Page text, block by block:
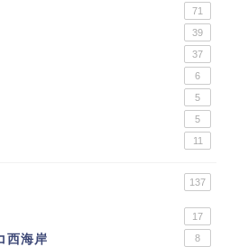
71
39
37
6
5
5
11
137
17
西海岸 8